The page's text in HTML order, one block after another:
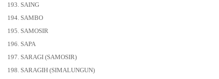
193. SAING
194. SAMBO
195. SAMOSIR
196. SAPA
197. SARAGI (SAMOSIR)
198. SARAGIH (SIMALUNGUN)